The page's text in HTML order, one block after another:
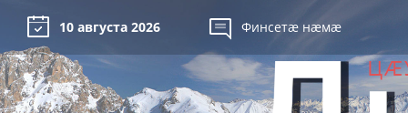
10 августа 2026 Финсетæ нæмæ